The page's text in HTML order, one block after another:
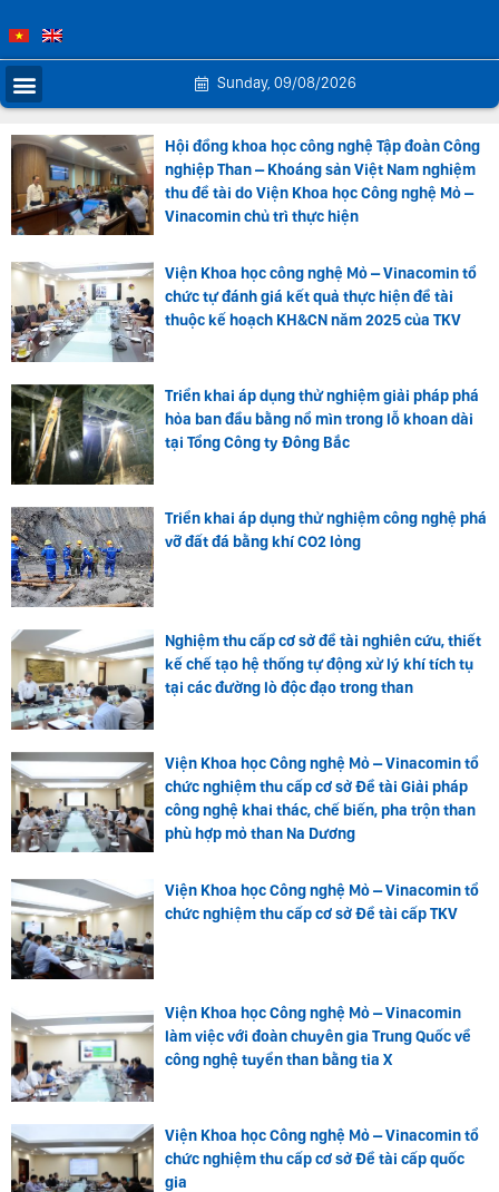
Sunday, 09/08/2026
Hội đồng khoa học công nghệ Tập đoàn Công
nghiệp Than – Khoáng sản Việt Nam nghiệm
thu đề tài do Viện Khoa học Công nghệ Mỏ –
Vinacomin chủ trì thực hiện
Viện Khoa học công nghệ Mỏ – Vinacomin tổ
chức tự đánh giá kết quả thực hiện đề tài
thuộc kế hoạch KH&CN năm 2025 của TKV
Triển khai áp dụng thử nghiệm giải pháp phá
hỏa ban đầu bằng nổ mìn trong lỗ khoan dài
tại Tổng Công ty Đông Bắc
Triển khai áp dụng thử nghiệm công nghệ phá
vỡ đất đá bằng khí CO2 lỏng
Nghiệm thu cấp cơ sở đề tài nghiên cứu, thiết
kế chế tạo hệ thống tự động xử lý khí tích tụ
tại các đường lò độc đạo trong than
Viện Khoa học Công nghệ Mỏ – Vinacomin tổ
chức nghiệm thu cấp cơ sở Đề tài Giải pháp
công nghệ khai thác, chế biến, pha trộn than
phù hợp mỏ than Na Dương
Viện Khoa học Công nghệ Mỏ – Vinacomin tổ
chức nghiệm thu cấp cơ sở Đề tài cấp TKV
Viện Khoa học Công nghệ Mỏ – Vinacomin
làm việc với đoàn chuyên gia Trung Quốc về
công nghệ tuyển than bằng tia X
Viện Khoa học Công nghệ Mỏ – Vinacomin tổ
chức nghiệm thu cấp cơ sở Đề tài cấp quốc
gia